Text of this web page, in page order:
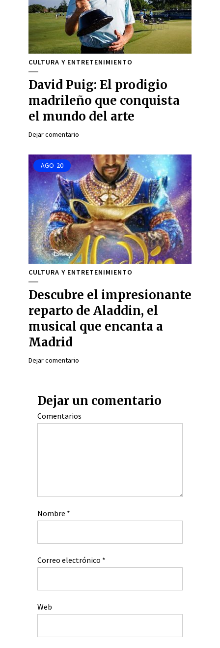
CULTURA Y ENTRETENIMIENTO
David Puig: El prodigio
madrileño que conquista
el mundo del arte
Dejar comentario
AGO 20
CULTURA Y ENTRETENIMIENTO
Descubre el impresionante
reparto de Aladdin, el
musical que encanta a
Madrid
Dejar comentario
Dejar un comentario
Comentarios
Nombre *
Correo electrónico *
Web